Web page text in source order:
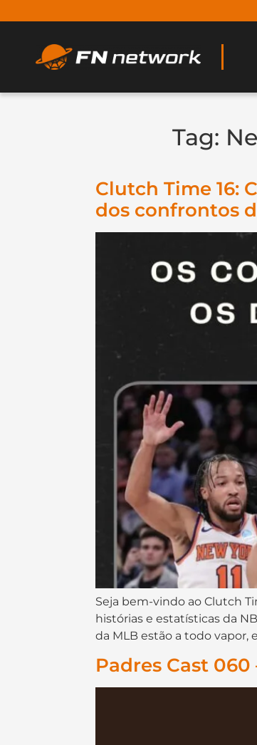
Tag:
Clutch Time 16:
dos confrontos
Seja bem-vindo ao Clutch
histórias e estatísticas da
da MLB estão a todo vapor,
Padres Cast